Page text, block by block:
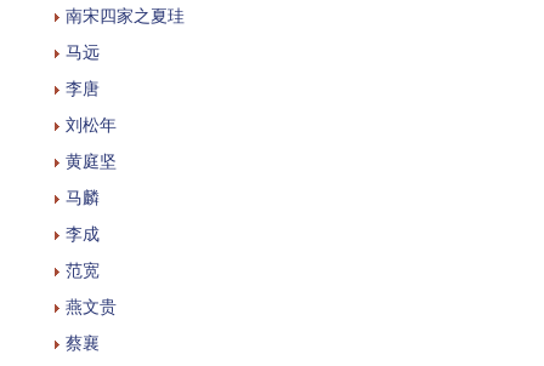
南宋四家之夏珪
马远
李唐
刘松年
黄庭坚
马麟
李成
范宽
燕文贵
蔡襄